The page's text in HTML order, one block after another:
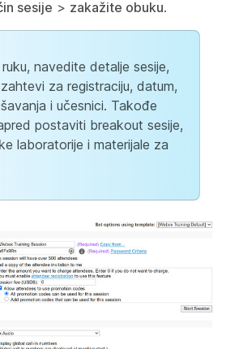
sesije > zakažite obuku.
navedite detalje sesije,
za registraciju, datum,
i učesnici. Takođe
postaviti breakout sesije,
laboratorije i materijale za